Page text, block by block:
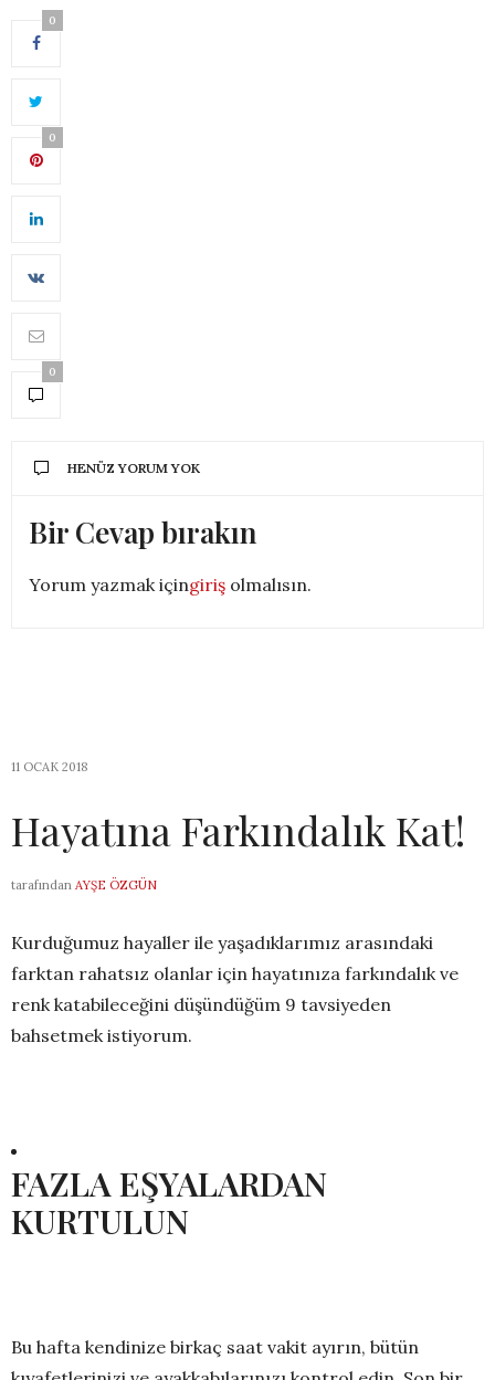
0
0
0
HENÜZ YORUM YOK
Bir Cevap bırakın
Yorum yazmak içingiriş olmalısın.
11 OCAK 2018
Hayatına Farkındalık Kat!
tarafından AYŞE ÖZGÜN
Kurduğumuz hayaller ile yaşadıklarımız arasındaki
farktan rahatsız olanlar için hayatınıza farkındalık ve
renk katabileceğini düşündüğüm 9 tavsiyeden
bahsetmek istiyorum.
FAZLA EŞYALARDAN
KURTULUN
Bu hafta kendinize birkaç saat vakit ayırın, bütün